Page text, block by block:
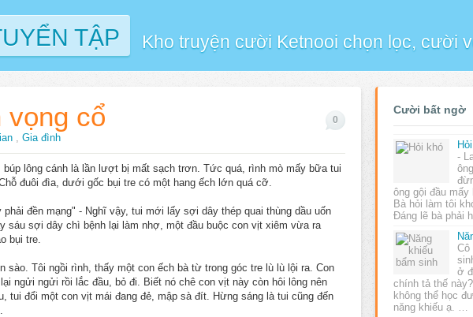
TẬP Kho truyện cười Ketnooi chọn lọc, cười
vọng cổ
, Gia đình
0
búp lông cánh là lần lượt bị mất sạch trơn. Tức quá, rình mò mấy bữa tui
đuôi đìa, dưới gốc bụi tre có một hang ếch lớn quá cỡ.
đền mạng" - Nghĩ vậy, tui mới lấy sợi dây thép quai thùng dầu uốn
sáu sợi dây chì bệnh lại làm nhợ, một đầu buộc con vịt xiêm vừa ra
bụi tre.
sào. Tôi ngồi rình, thấy một con ếch bà từ trong góc tre lù lù lội ra. Con
ngửi ngửi rồi lắc đầu, bỏ đi. Biết nó chê con vịt này còn hôi lông nên
tui đổi một con vịt mái đang đẻ, mập sà đít. Hừng sáng là tui cũng đến
Cười bất ngờ
-
ông gội đầu mấy
Bà hỏi làm tôi
Đáng lẽ bà phải
Cô
ở
chính tả thế
không thể học
năng khiếu ạ. …